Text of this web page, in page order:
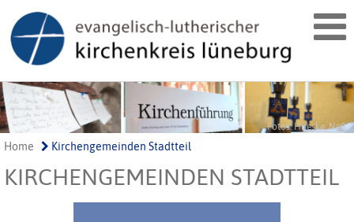
Fotos: Hueske, Neß
Home Kirchengemeinden Stadtteil
KIRCHENGEMEINDEN STADTTEIL